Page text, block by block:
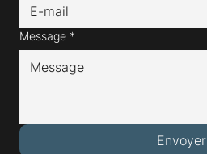
Message *
Envoyer